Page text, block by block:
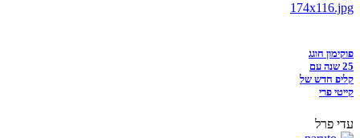
פוקימון חוגג
25 שנה עם
קליפ חדש של
קייטי פרי
עדי פרל